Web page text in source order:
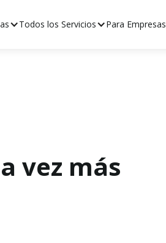
Todos los Servicios Para Empresas
vez más